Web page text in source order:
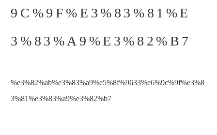
9C%9F%E3%83%81%E
3%83%A9%E3%82%B7
%e3%82%ab%e3%83%a9%e5%8f%9633%e6%9c%9f%e3%8
3%81%e3%83%a9%e3%82%b7